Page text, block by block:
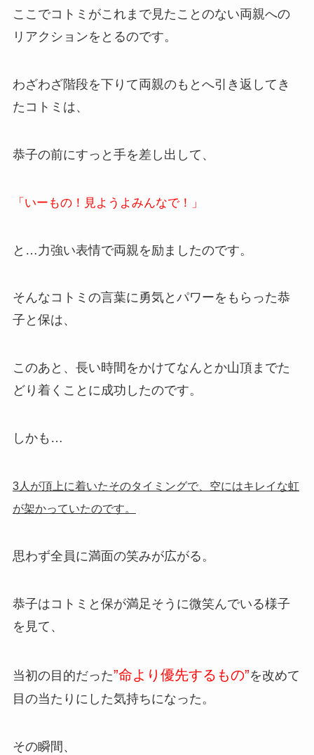
ここでコトミがこれまで見たことのない両親への
リアクションをとるのです。
わざわざ階段を下りて両親のもとへ引き返してき
たコトミは、
恭子の前にすっと手を差し出して、
「いーもの！見ようよみんなで！」
と…力強い表情で両親を励ましたのです。
そんなコトミの言葉に勇気とパワーをもらった恭
子と保は、
このあと、長い時間をかけてなんとか山頂までた
どり着くことに成功したのです。
しかも…
3人が頂上に着いたそのタイミングで、空にはキレイな虹
が架かっていたのです。
思わず全員に満面の笑みが広がる。
恭子はコトミと保が満足そうに微笑んでいる様子
を見て、
当初の目的だった”命より優先するもの”を改めて
目の当たりにした気持ちになった。
その瞬間、